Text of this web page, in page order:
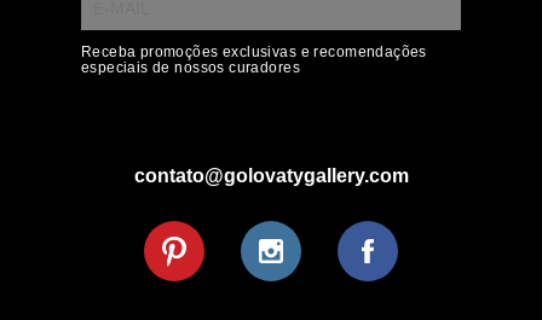
Receba promoções exclusivas e recomendações
especiais de nossos curadores
contato@golovatygallery.com